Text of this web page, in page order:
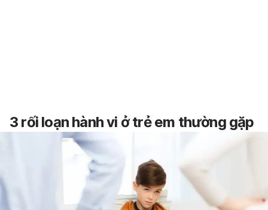
3 rối loạn hành vi ở trẻ em thường gặp